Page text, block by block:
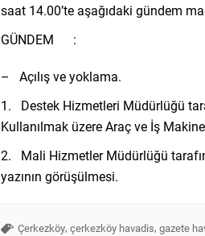
saat 14.00’te aşağıdaki gündem
GÜNDEM :
– Açılış ve yoklama.
1. Destek Hizmetleri Müdürlüğü
Kullanılmak üzere Araç ve İş
2. Mali Hizmetler Müdürlüğü
yazının görüşülmesi.
Çerkezköy, çerkezköy havadis, gazete